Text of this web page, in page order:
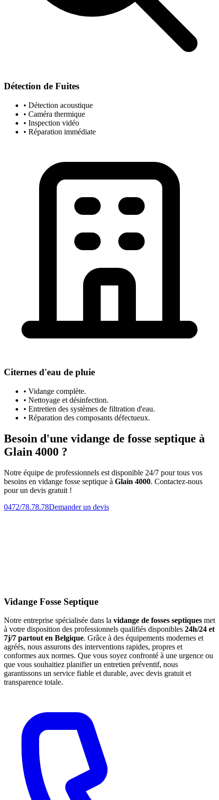
Détection de Fuites
• Détection acoustique
• Caméra thermique
• Inspection vidéo
• Réparation immédiate
Citernes d'eau de pluie
• Vidange complète.
• Nettoyage et désinfection.
• Entretien des systèmes de filtration d'eau.
• Réparation des composants défectueux.
Besoin d'une vidange de fosse septique à
Glain 4000 ?
Notre équipe de professionnels est disponible 24/7 pour tous vos
besoins en vidange fosse septique à Glain 4000. Contactez-nous
pour un devis gratuit !
0472/78.78.78Demander un devis
Vidange Fosse Septique
Notre entreprise spécialisée dans la vidange de fosses septiques met
à votre disposition des professionnels qualifiés disponibles 24h/24 et
7j/7 partout en Belgique. Grâce à des équipements modernes et
agréés, nous assurons des interventions rapides, propres et
conformes aux normes. Que vous soyez confronté à une urgence ou
que vous souhaitiez planifier un entretien préventif, nous
garantissons un service fiable et durable, avec devis gratuit et
transparence totale.